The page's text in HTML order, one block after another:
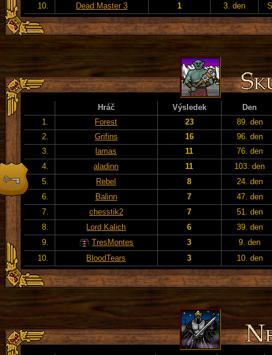
10.
Dead Master 3 1 3. den
Hráč Výsledek
Den
1.
Forest 23
89. den
2.
Grifins 16
96. den
3.
lamas 11
76. den
4.
aladinn 11
103. den
5.
Rebel 8
24. den
6.
Balinn 7
47. den
7.
chesstik2 7
51. den
8.
Lord Kalich 6
39. den
9.
TresMontes 3
9. den
10.
BloodTears 3 10. den